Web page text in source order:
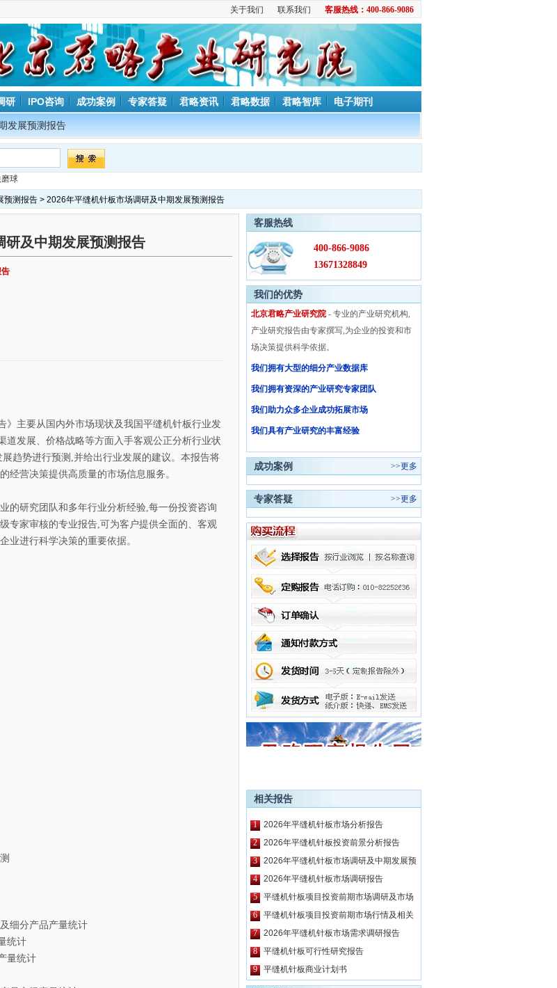
客服热线：400-866-9086
联系我们
关于我们
研 IPO咨询 成功案例 专家答疑 君略资讯 君略数据 君略智库 电子期刊
发展预测报告
球
预测报告> 2026年平缝机针板市场调研及中期发展预测报告
研及中期发展预测报告
主要从国内外市场现状及我国平缝机针板行业发
道发展、价格战略等方面入手客观公正分析行业状
趋势进行预测,并给出行业发展的建议。本报告将
经营决策提供高质量的市场信息服务。
研究团队和多年行业分析经验,每一份投资咨询
专家审核的专业报告,可为客户提供全面的、客观
业进行科学决策的重要依据。
细分产品产量统计
统计
统计
客服热线
400-866-9086
13671328849
我们的优势
北京君略产业研究院- 专业的产业研究机构,
产业研究报告由专家撰写,为企业的投资和市
场决策提供科学依据。
我们拥有大型的细分产业数据库
我们拥有资深的产业研究专家团队
我们助力众多企业成功拓展市场
我们具有产业研究的丰富经验
成功案例 >>更多
专家答疑 >>更多
相关报告
1
2026年平缝机针板市场分析报告
2
2026年平缝机针板投资前景分析报告
3
2026年平缝机针板市场调研及中期发展预
测报告
4
2026年平缝机针板市场调研报告
5
平缝机针板项目投资前期市场调研及市场
前景预测报告
6
平缝机针板项目投资前期市场行情及相关
技术调研报告
7
2026年平缝机针板市场需求调研报告
8
平缝机针板可行性研究报告
9
平缝机针板商业计划书